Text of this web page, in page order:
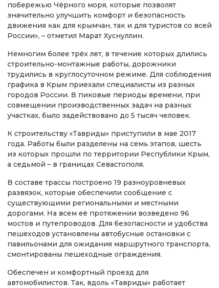
побережью Чёрного моря, которые позволят
значительно улучшить комфорт и безопасность
движения как для крымчан, так и для туристов со всей
России», – отметил Марат Хуснуллин.
Немногим более трёх лет, в течение которых длились
строительно-монтажные работы, дорожники
трудились в круглосуточном режиме. Для соблюдения
графика в Крым приехали специалисты из разных
городов России. В пиковые периоды времени, при
совмещении производственных задач на разных
участках, было задействовано до 5 тысяч человек.
К строительству «Тавриды» приступили в мае 2017
года. Работы были разделены на семь этапов, шесть
из которых прошли по территории Республики Крым,
а седьмой – в границах Севастополя.
В составе трассы построено 19 разноуровневых
развязок, которые обеспечили сообщение с
существующими региональными и местными
дорогами. На всем её протяжении возведено 96
мостов и путепроводов. Для безопасности и удобства
пешеходов установлены автобусные остановки с
павильонами для ожидания маршрутного транспорта,
смонтированы пешеходные ограждения.
Обеспечен и комфортный проезд для
автомобилистов. Так, вдоль «Тавриды» работает